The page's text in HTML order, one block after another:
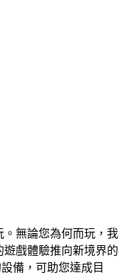
無論您為何而玩，我
戲體驗推向新境界的
備，可助您達成目